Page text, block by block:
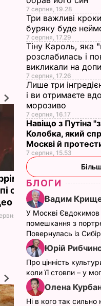
знялась у
співачки SZA.
10.58БУЛЬВАР
In
28
7 серпня, 19.28
Три важливі
буряку буде
7 серпня, 17.29
Тіну Кароль, яка
розслабилась і
викликали на
7 серпня, 17.26
Лише три
і ви отримаєте
морозиво
7 серпня, 16.17
Навіщо з Путіна
Колобка, який
Москві й
7 серпня, 15.53
БЛОГИ
Вадим
У Москві Євдокимов
помешкання з
Повернулась із
Юрій
Про цінність
коли її стовпи – у
Олена
Ні в кого так